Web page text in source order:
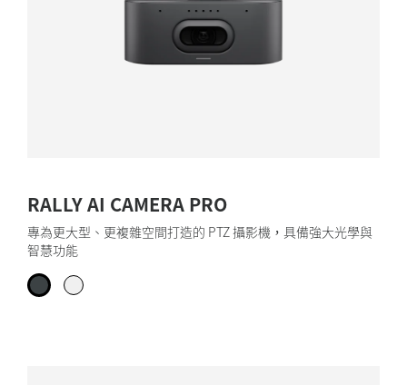
RALLY AI CAMERA PRO
專為更大型、更複雜空間打造的 PTZ 攝影機，具備強大光學與
智慧功能